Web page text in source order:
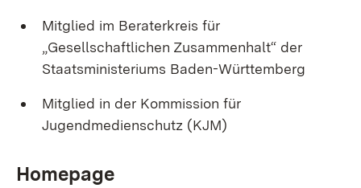
Mitglied im Beraterkreis für
„Gesellschaftlichen Zusammenhalt“ der
Staatsministeriums Baden-Württemberg
Mitglied in der Kommission für
Jugendmedienschutz (KJM)
Homepage